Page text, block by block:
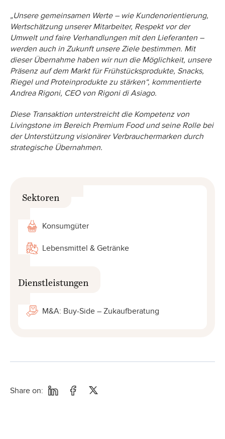
„Unsere gemeinsamen Werte – wie Kundenorientierung,
Wertschätzung unserer Mitarbeiter, Respekt vor der
Umwelt und faire Verhandlungen mit den Lieferanten –
werden auch in Zukunft unsere Ziele bestimmen. Mit
dieser Übernahme haben wir nun die Möglichkeit, unsere
Präsenz auf dem Markt für Frühstücksprodukte, Snacks,
Riegel und Proteinprodukte zu stärken“, kommentierte
Andrea Rigoni, CEO von Rigoni di Asiago.
Diese Transaktion unterstreicht die Kompetenz von
Livingstone im Bereich Premium Food und seine Rolle bei
der Unterstützung visionärer Verbrauchermarken durch
strategische Übernahmen.
Sektoren
Konsumgüter
Lebensmittel & Getränke
Dienstleistungen
M&A: Buy-Side – Zukaufberatung
Share on: